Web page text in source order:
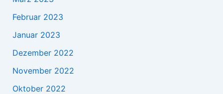
Februar 2023
Januar 2023
Dezember 2022
November 2022
Oktober 2022